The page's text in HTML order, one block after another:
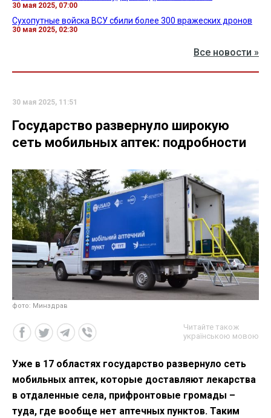
30 мая 2025, 07:00
Сухопутные войска ВСУ сбили более 300 вражеских дронов
30 мая 2025, 02:30
Все новости »
30 мая 2025, 11:51
Государство развернуло широкую
сеть мобильных аптек: подробности
фото: Минздрав
Читайте також
українською мовою
Уже в 17 областях государство развернуло сеть
мобильных аптек, которые доставляют лекарства
в отдаленные села, прифронтовые громады –
туда, где вообще нет аптечных пунктов. Таким